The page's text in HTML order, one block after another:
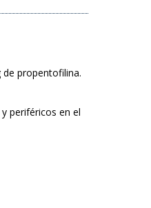
propentofilina.
periféricos en el